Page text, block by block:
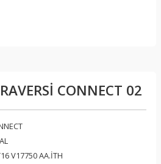
CONNECT 02
V17750 AA.İTH